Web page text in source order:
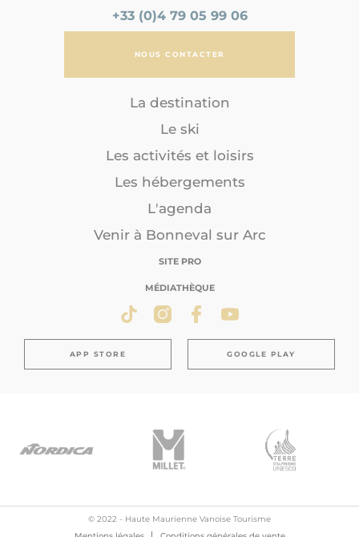
+33 (0)4 79 05 99 06
NOUS CONTACTER
La destination
Le ski
Les activités et loisirs
Les hébergements
L'agenda
Venir à Bonneval sur Arc
SITE PRO
MÉDIATHÈQUE
APP STORE GOOGLE PLAY
© 2022 - Haute Maurienne Vanoise Tourisme